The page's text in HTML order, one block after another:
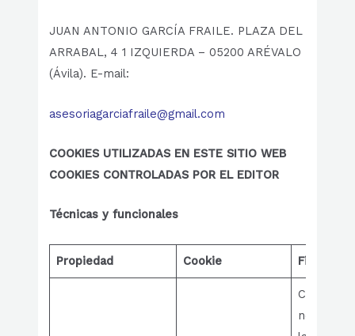
JUAN ANTONIO GARCÍA FRAILE. PLAZA DEL
ARRABAL, 4 1 IZQUIERDA – 05200 ARÉVALO
(Ávila). E-mail:
asesoriagarciafraile@gmail.com
COOKIES UTILIZADAS EN ESTE SITIO WEB
COOKIES CONTROLADAS POR EL EDITOR
Técnicasy funcionales
Propiedad Cookie Finalidad
Cookie